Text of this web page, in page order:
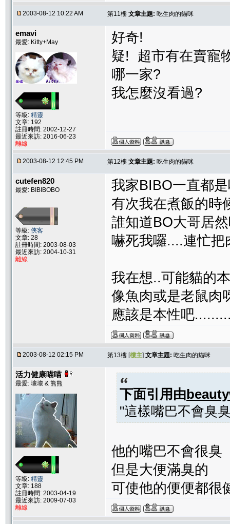
2003-08-12 10:22 AM 第11樓 文章主題: 吃生肉的貓咪
emavi
最愛: Kitty+May
等級: 精靈
文章: 192
註冊時間: 2002-12-27
最近來訪: 2016-06-23
離線
好奇!
疑! 超市有在賣寵
哪一家?
我怎麼沒看過?
2003-08-12 12:45 PM 第12樓 文章主題: 吃生肉的貓咪
cutefen820
最愛: BIBIBOBO
等級: 俠客
文章: 28
註冊時間: 2003-08-03
最近來訪: 2004-10-31
離線
我家BIBO一直都
有次我在煮飯的時
誰知道BO大哥居
嚇死我囉....連忙
我在想..可能貓的
像魚肉或是老鼠肉
應該是本性吧
2003-08-12 02:15 PM 第13樓 [樓主] 文章主題: 吃生肉的貓咪
活力健康喵喵
最愛: 壞壞 & 熊熊
等級: 精靈
文章: 188
註冊時間: 2003-04-19
最近來訪: 2009-07-03
離線
下面引用由
"這樣嘴巴不會臭
他的嘴巴不會很臭
但是大便滿臭的
可使他的便便都很